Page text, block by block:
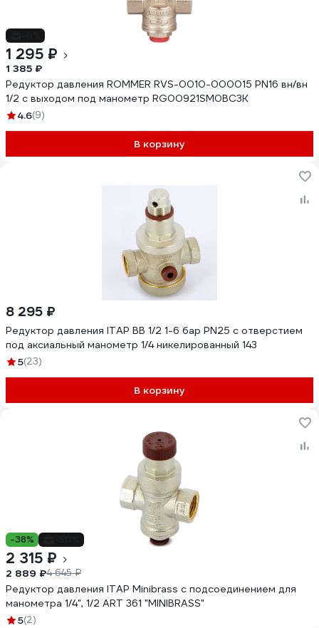
1 295 ₽
1 385 ₽
Редуктор давления ROMMER RVS-0010-000015 PN16 вн/вн
1/2 с выходом под манометр RG00921SM0BC3K
4.6(9)
В корзину
8 295 ₽
Редуктор давления ITAP ВВ 1/2 1-6 бар PN25 с отверстием
под аксиальный манометр 1/4 никелированный 143
5(23)
В корзину
-38%
2 315 ₽
2 889 ₽4 645 ₽
Редуктор давления ITAP Minibrass с подсоединением для
манометра 1/4", 1/2 ART 361 "MINIBRASS"
5(2)